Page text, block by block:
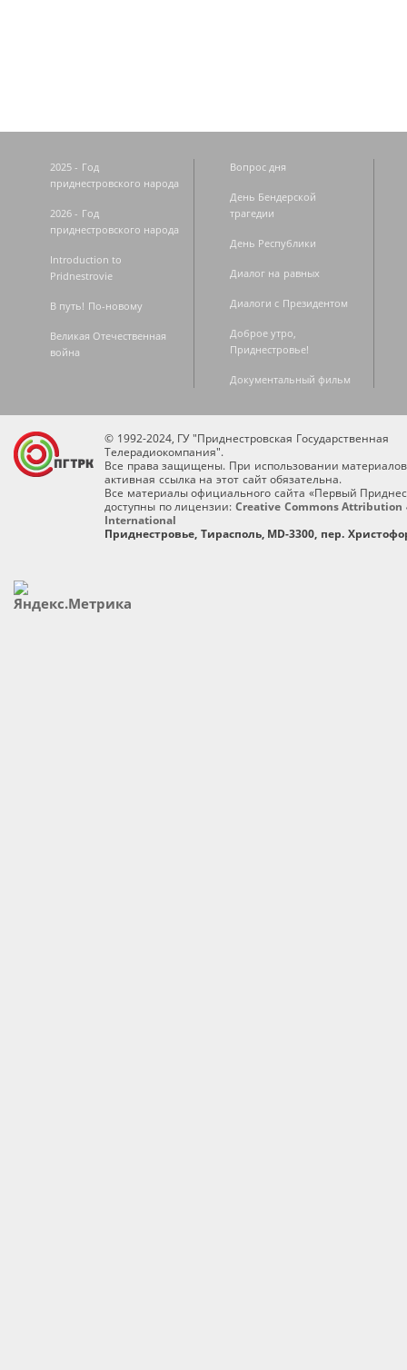
2025 - Год
приднестровского народа
2026 - Год
приднестровского народа
Introduction to
Pridnestrovie
В путь! По-новому
Великая Отечественная
война
Вопрос дня
День Бендерской
трагедии
День Республики
Диалог на равных
Диалоги с Президентом
Доброе утро,
Приднестровье!
Документальный фильм
© 1992-2024, ГУ "Приднестровская Государственная
Телерадиокомпания".
Все права защищены. При использовании
активная ссылка на этот сайт обязательна.
Все материалы официального сайта «Первый
доступны по лицензии: Creative Commons Attribution
International
Приднестровье, Тирасполь, MD-3300, пер.